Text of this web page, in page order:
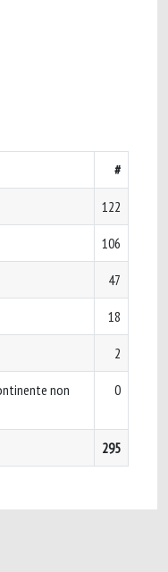
#
122
106
47
18
2
non
0
295